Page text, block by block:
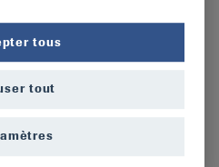
qu’une grande satisfaction
des personnes concernées.
contre le rhumatisme sera
forte pour les
tous
tout